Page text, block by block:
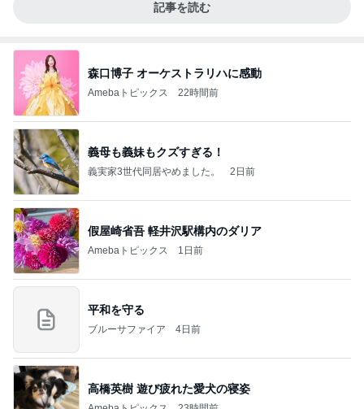
記事を読む
森口博子 オーケストラリハに感動
Amebaトピックス 22時間前
義母も義妹もクズすぎる！
義実家3世代同居やめました。 2日前
假屋崎省吾 軽井沢駅構内のダリア
Amebaトピックス 1日前
平和を守る
ブルーサファイア 4日前
高橋英樹 遊び疲れた愛犬の寝姿